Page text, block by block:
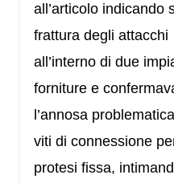
all’articolo indicando
frattura degli attacchi
all’interno di due
forniture e
l’annosa
viti di connessione
protesi fissa,